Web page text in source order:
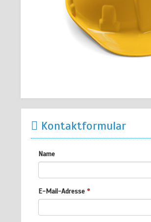
Kontaktformular
Name
E-Mail-Adresse *